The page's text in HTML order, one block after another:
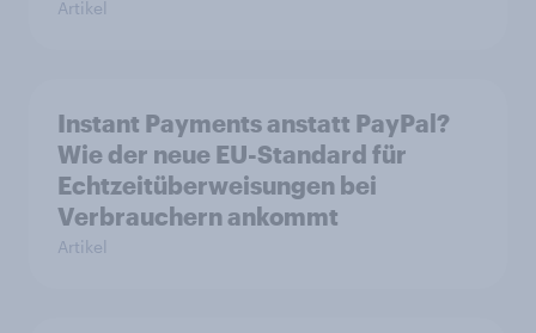
Artikel
Instant Payments anstatt PayPal?
Wie der neue EU-Standard für
Echtzeitüberweisungen bei
Verbrauchern ankommt
Artikel